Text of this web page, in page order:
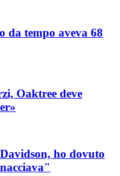
da tempo aveva 68
Oaktree deve
ho dovuto